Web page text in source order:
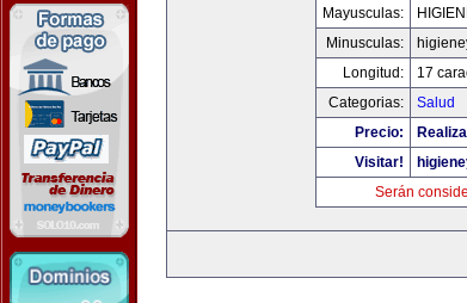
Mayusculas:
Minusculas:
Longitud:
17
Categorias:
Salud
Precio:
Visitar!
Serán